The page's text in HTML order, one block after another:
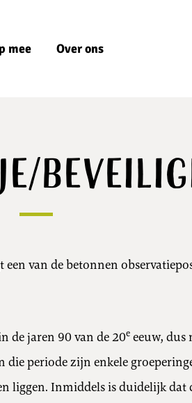
mee Over ons
van de betonnen
de jaren 90 van de 20e eeuw, dus
die periode zijn enkele
liggen. Inmiddels is duidelijk dat